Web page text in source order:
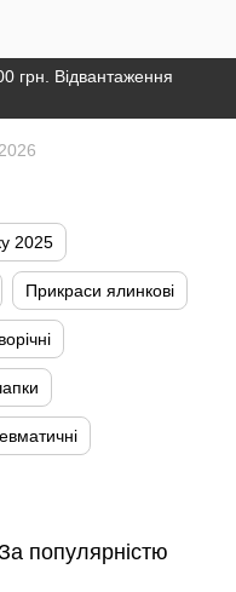
грн. Відвантаження
2025
Прикраси ялинкові
популярністю